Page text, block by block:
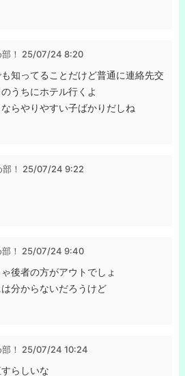
！ 25/07/24 8:20
知ってることだけど普通に連絡先交
うちにホテル行くよ
らやりやすい子ばかりだしね
！ 25/07/24 9:22
！ 25/07/24 9:40
後者の方がアウトでしょ
分からないだろうけど
！ 25/07/24 10:24
らしいな